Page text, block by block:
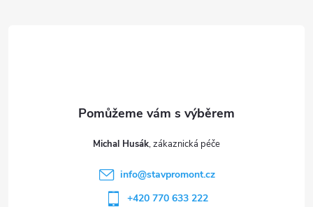
Michal Husák
info@stavpromont.cz
+420 770 633 222